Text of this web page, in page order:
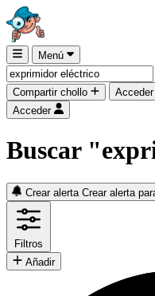
Menú
Compartir chollo
Acceder
Acceder
Buscar
Crear alerta Crear alerta
Filtros
Añadir